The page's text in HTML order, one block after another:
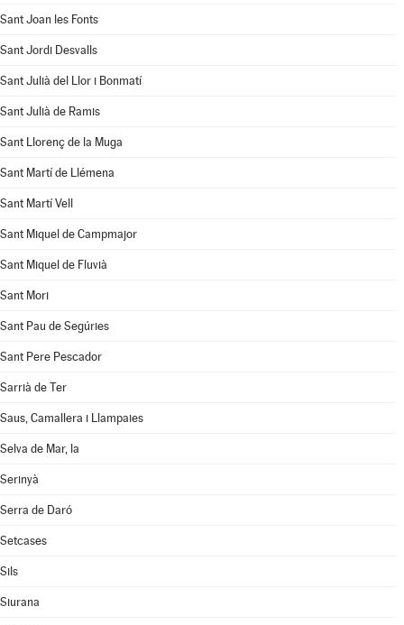
Sant Joan les Fonts
Sant Jordi Desvalls
Sant Julià del Llor i Bonmatí
Sant Julià de Ramis
Sant Llorenç de la Muga
Sant Martí de Llémena
Sant Martí Vell
Sant Miquel de Campmajor
Sant Miquel de Fluvià
Sant Mori
Sant Pau de Segúries
Sant Pere Pescador
Sarrià de Ter
Saus, Camallera i Llampaies
Selva de Mar, la
Serinyà
Serra de Daró
Setcases
Sils
Siurana